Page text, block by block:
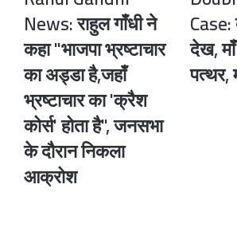
News:
राहुल
गाँधी
ने
कहा
"भाजपा
भ्रष्टाचार
का
अड्डा
है,जहाँ
News: राहुल गाँधी ने
कहा "भाजपा भ्रष्टाचार
का अड्डा है,जहाँ
भ्रष्टाचार का 'क्रैश
कोर्स' होता है", जनसभा
के दौरान निकला
आक्रोश
Case:
बेटी
को
घायल
देख,
पत्थर,